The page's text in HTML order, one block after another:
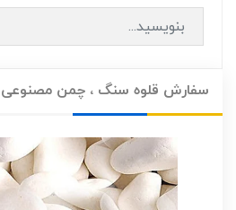
سفارش قلوه سنگ ، چمن مصنوعی